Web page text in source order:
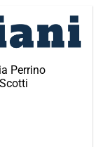
Perrino